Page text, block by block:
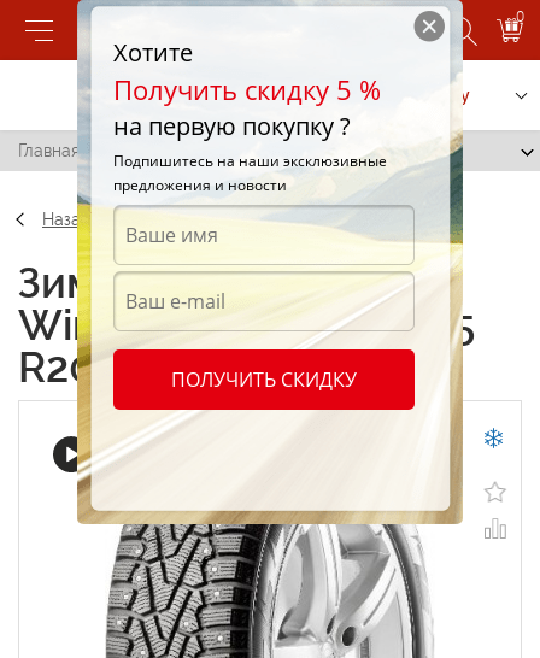
0
Позвонить Заказать услугу
Главная / Pirelli Winter Ice Zero 315/35 R20 110P
Назад
Зимние шины Pirelli
Winter Ice Zero 315/35
R20 110P
Хотите
Получить скидку 5 %
на первую покупку ?
Подпишитесь на наши эксклюзивные
предложения и новости
ПОЛУЧИТЬ СКИДКУ